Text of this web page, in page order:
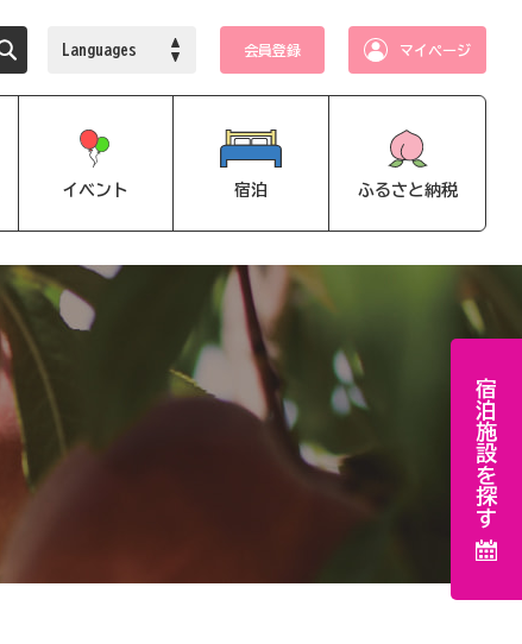
Languages 会員登録 マイページ
イベント 宿泊 ふるさと納税
宿泊施設を探す